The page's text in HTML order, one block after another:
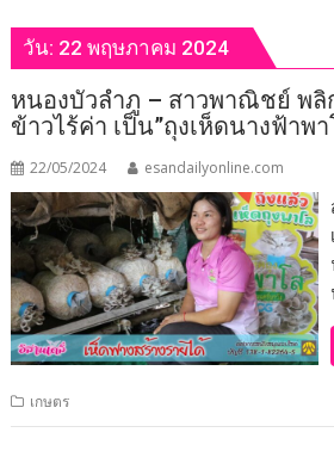
วัน: 22 พฤษภาคม 2024
หนองบัวลำภู – สาวพาณิชย์ พลิ
ข้าวไร้ค่า เป็น”ถุงเห็ดนางฟ้าพา
22/05/2024 esandailyonline.com
เกษตร